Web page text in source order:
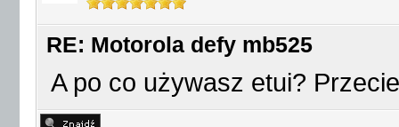
RE: Motorola defy mb525
A po co używasz etui?